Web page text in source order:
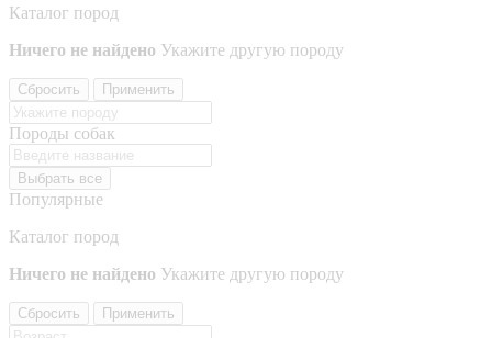
Каталог пород
Ничего не найдено Укажите другую породу
Сбросить Применить
Породы собак
Выбрать все
Популярные
Каталог пород
Ничего не найдено Укажите другую породу
Сбросить Применить